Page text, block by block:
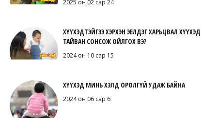
2025 он 02 сар 24
ХҮҮХЭДТЭЙГЭЭ ХЭРХЭН ЭЕЛДЭГ ХАРЬЦВАЛ ХҮҮХЭД
ТАЙВАН СОНСОЖ ОЙЛГОХ ВЭ?
2024 он 10 сар 15
ХҮҮХЭД МИНЬ ХЭЛД ОРОЛГҮЙ УДАЖ БАЙНА
2024 он 06 сар 6